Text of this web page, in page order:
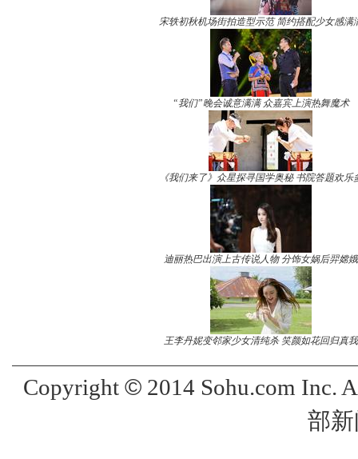
宋轶初秋机场街拍造型示范 简约搭配少女感满
“我们”晚会诚意满满 众嘉宾上演热舞魔术
《我们来了》众星探寻国学奥秘 书院答题欢乐
迪丽热巴出演上古传说人物 分饰女娲后羿嫦娥
王李丹妮变邻家少女清纯杀 笑颜如花回归真我
Copyright ©2014 Sohu.com Inc.
部